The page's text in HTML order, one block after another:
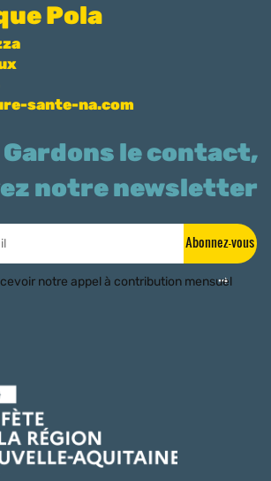
Pola
sante-na.com
Gardons le contact,
notre newsletter
Abonnez-vous
notre appel à contribution mensuel